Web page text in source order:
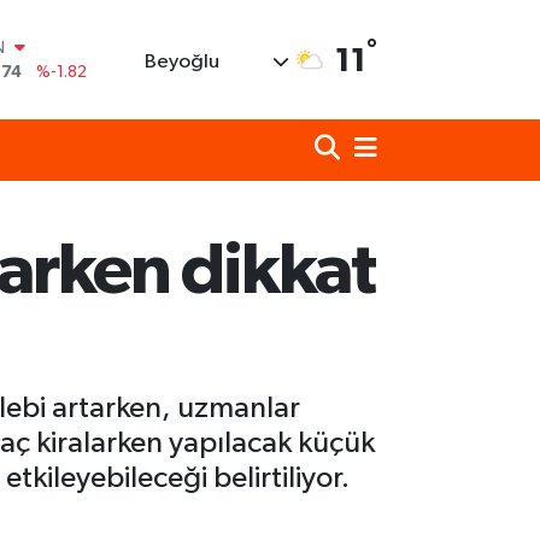
%0.19
%0
Beyoğlu 11 °
dikkat
artarken, uzmanlar
kiralarken yapılacak küçük
belirtiliyor.